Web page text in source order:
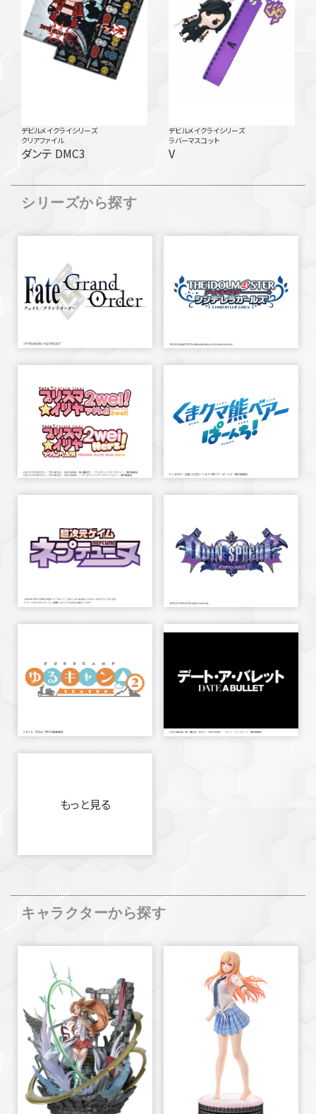
デビルメイクライシリーズ
クリアファイル
ダンテ DMC3
デビルメイクライシリーズ
ラバーマスコット
V
シリーズから探す
もっと見る
キャラクターから探す